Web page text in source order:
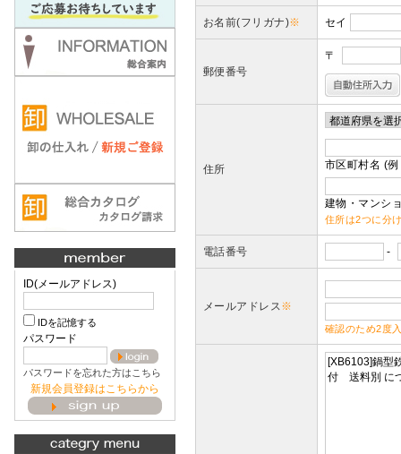
ID(メールアドレス)
IDを記憶する
パスワード
パスワードを忘れた方はこちら
新規会員登録はこちらから
お名前(フリガナ)※ セイ
郵便番号
〒
住所 市区町村名 (
建物・マンシ
住所は2つに分
電話番号 -
メールアドレス※
確認のため2度